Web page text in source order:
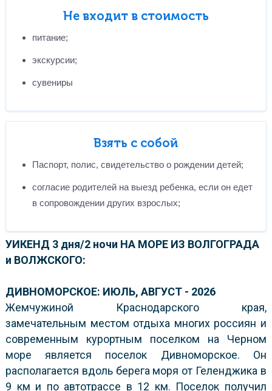
Не входит в стоимость
питание;
экскурсии;
сувениры
Взять с собой
Паспорт, полис, свидетельство о рождении детей;
согласие родителей на выезд ребенка, если он едет
в сопровождении других взрослых;
УИКЕНД 3 дня/2 ночи НА МОРЕ ИЗ ВОЛГОГРАДА
и ВОЛЖСКОГО:
ДИВНОМОРСКОЕ: ИЮЛЬ, АВГУСТ - 2026
Жемчужиной Краснодарского края,
замечательным местом отдыха многих россиян и
современным курортным поселком на Черном
море является поселок Дивноморское. Он
располагается вдоль берега моря от Геленджика в
9 км и по автотрассе в 12 км. Поселок получил